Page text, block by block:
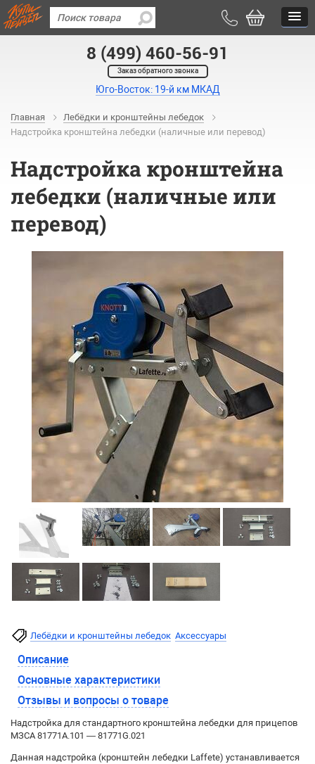
8 (499) 460-56-91
Заказ обратного звонка
Юго-Восток: 19-й км МКАД
Главная
Лебёдки и кронштейны лебедок
Надстройка кронштейна лебедки (наличные или перевод)
Надстройка кронштейна
лебедки (наличные или
перевод)
Лебёдки и кронштейны лебедок Аксессуары
Описание
Основные характеристики
Отзывы и вопросы о товаре
Надстройка для стандартного кронштейна лебедки для прицепов
МЗСА 81771A.101 — 81771G.021
Данная надстройка (кронштейн лебедки Laffete) устанавливается